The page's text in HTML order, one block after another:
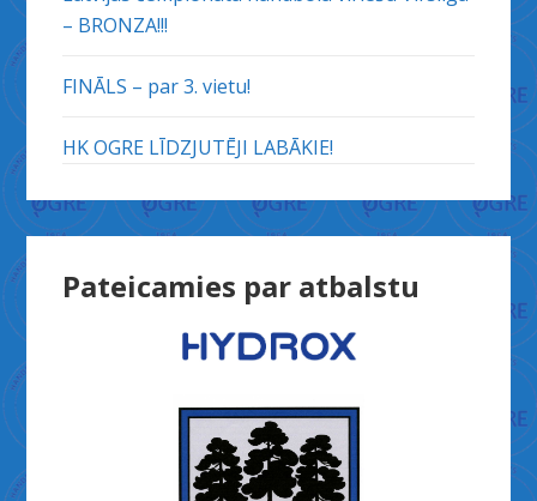
– BRONZA!!!
FINĀLS – par 3. vietu!
HK OGRE LĪDZJUTĒJI LABĀKIE!
Pateicamies par atbalstu